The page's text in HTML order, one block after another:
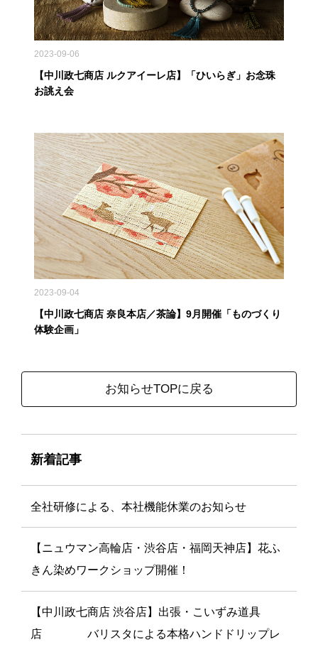
2023-09-06
【中川政七商店 ルクアイーレ店】「ひいらぎ」お念珠
お誂え会
2023-09-04
【中川政七商店 奈良本店／茶論】9月開催「ものづくり
体験企画」
お知らせTOPに戻る
新着記事
全社研修による、本社機能休業のお知らせ
【ニュウマン高輪店・渋谷店・福岡天神店】花ふ
きん染めワークショップ開催！
【中川政七商店 渋谷店】出張・こいずみ道具
店 バリスタによる本格ハンドドリップレ